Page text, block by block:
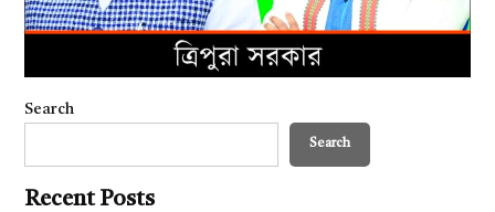
Search
Search
Recent Posts